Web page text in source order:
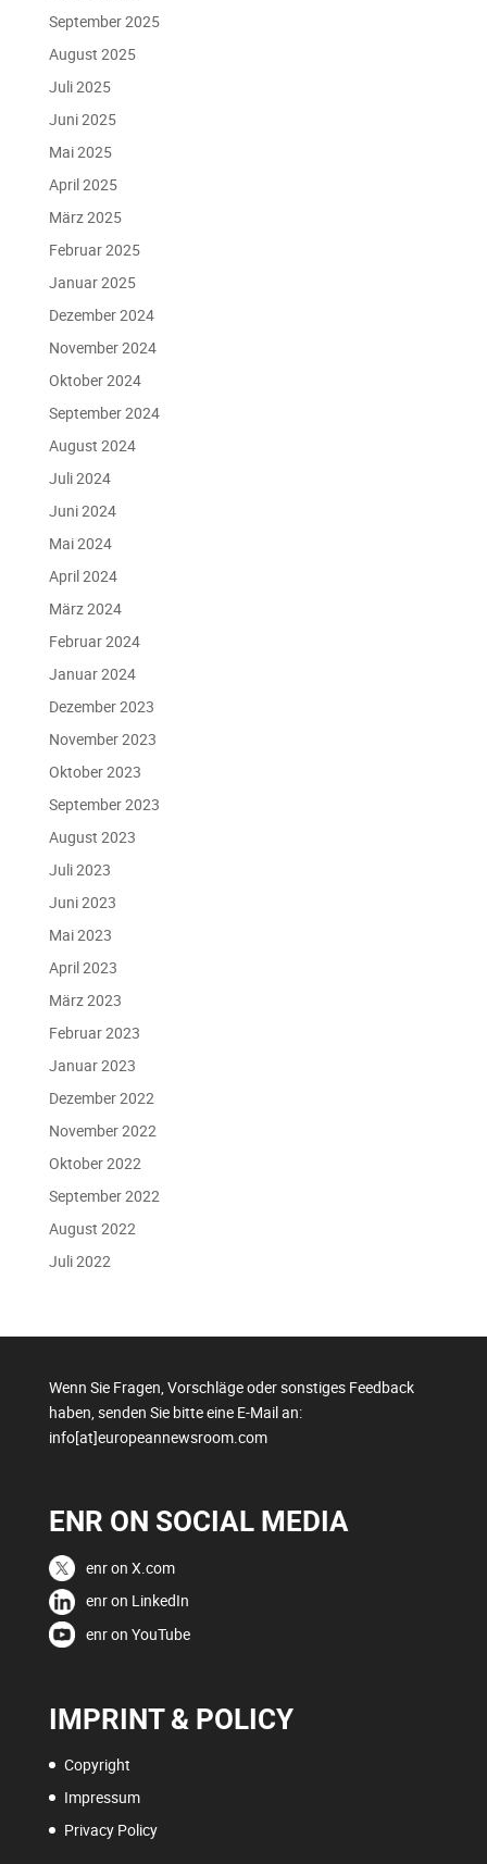
September 2025
August 2025
Juli 2025
Juni 2025
Mai 2025
April 2025
März 2025
Februar 2025
Januar 2025
Dezember 2024
November 2024
Oktober 2024
September 2024
August 2024
Juli 2024
Juni 2024
Mai 2024
April 2024
März 2024
Februar 2024
Januar 2024
Dezember 2023
November 2023
Oktober 2023
September 2023
August 2023
Juli 2023
Juni 2023
Mai 2023
April 2023
März 2023
Februar 2023
Januar 2023
Dezember 2022
November 2022
Oktober 2022
September 2022
August 2022
Juli 2022
Wenn Sie Fragen, Vorschläge oder sonstiges Feedback
haben, senden Sie bitte eine E-Mail an:
info[at]europeannewsroom.com
ENR ON SOCIAL MEDIA
enr on X.com
enr on LinkedIn
enr on YouTube
IMPRINT & POLICY
Copyright
Impressum
Privacy Policy